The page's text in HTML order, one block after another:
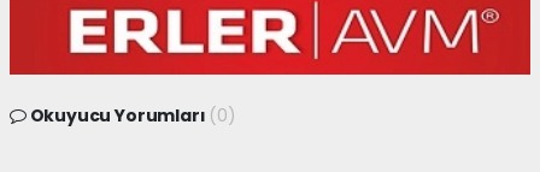
Okuyucu Yorumları (0)